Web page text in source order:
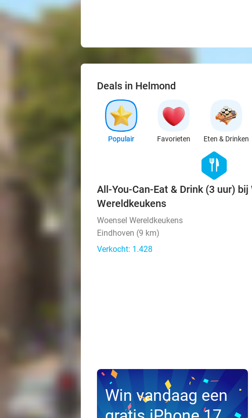
Deals in Helmond
Populair Favorieten Eten & Drinken
hexagon
food
All-You-Can-Eat & Drink (3 uur) bij
Wereldkeukens
Woensel Wereldkeukens
Eindhoven (9 km)
Verkocht: 1.428
Win vandaag een